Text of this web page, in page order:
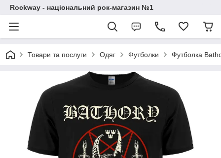
Rockway - національний рок-магазин №1
Товари та послуги Одяг Футболки Футболка